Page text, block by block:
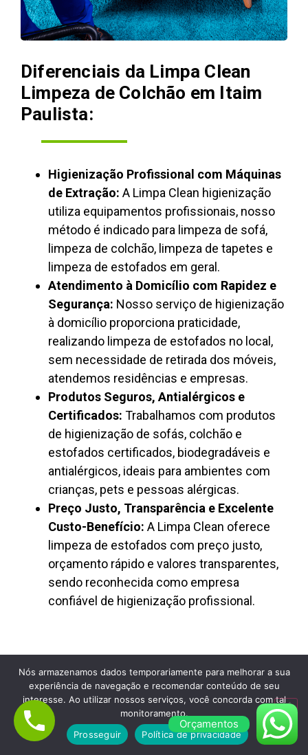
Diferenciais da Limpa Clean
Limpeza de Colchão em Itaim
Paulista:
Higienização Profissional com Máquinas
de Extração: A Limpa Clean higienização
utiliza equipamentos profissionais, nosso
método é indicado para limpeza de sofá,
limpeza de colchão, limpeza de tapetes e
limpeza de estofados em geral.
Atendimento à Domicílio com Rapidez e
Segurança: Nosso serviço de higienização
à domicílio proporciona praticidade,
realizando limpeza de estofados no local,
sem necessidade de retirada dos móveis,
atendemos residências e empresas.
Produtos Seguros, Antialérgicos e
Certificados: Trabalhamos com produtos
de higienização de sofás, colchão e
estofados certificados, biodegradáveis e
antialérgicos, ideais para ambientes com
crianças, pets e pessoas alérgicas.
Preço Justo, Transparência e Excelente
Custo-Benefício: A Limpa Clean oferece
limpeza de estofados com preço justo,
orçamento rápido e valores transparentes,
sendo reconhecida como empresa
confiável de higienização profissional.
Lavagem de Colchão à Seco em Itaim
Paulista
Empresa de Limpeza de
Orçamentos
Nós armazenamos dados temporariamente para melhorar a sua
experiência de navegação e recomendar conteúdo de seu
interesse. Ao utilizar nossos serviços, você concorda com tal
monitoramento.
Prosseguir
Política de privacidade